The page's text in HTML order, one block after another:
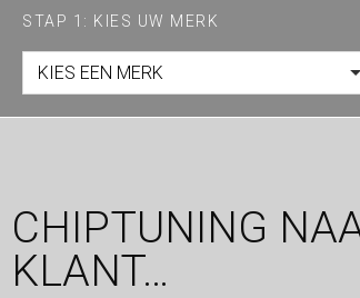
STAP 1: KIES UW MERK
KIES EEN MERK
CHIPTUNING
KLANT…